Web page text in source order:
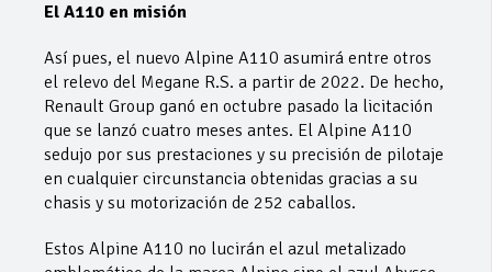
El A110 en misión
Así pues, el nuevo Alpine A110 asumirá entre otros
el relevo del Megane R.S. a partir de 2022. De hecho,
Renault Group ganó en octubre pasado la licitación
que se lanzó cuatro meses antes. El Alpine A110
sedujo por sus prestaciones y su precisión de pilotaje
en cualquier circunstancia obtenidas gracias a su
chasis y su motorización de 252 caballos.
Estos Alpine A110 no lucirán el azul metalizado